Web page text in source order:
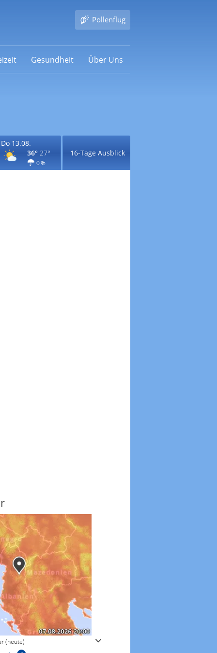
Pollenflug
Gesundheit Über Uns
Do 13.08.
36° 27°
0 %
16-Tage Ausblick
(heute) Windgeschwindigkeiten in 3h